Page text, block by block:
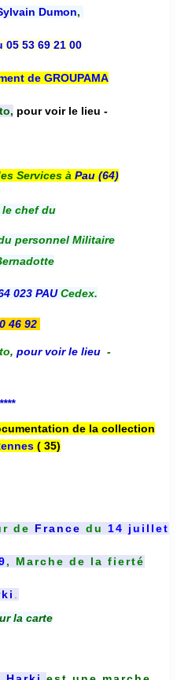
Dumon,
05 53 69 21 00
de GROUPAMA
pour voir le lieu -
Services à Pau (64)
chef du
personnel Militaire
023 PAUCedex.
46 92
, pour voir le lieu -
de la collection
( 35)
de France du 14 juillet
, Marche de la fierté
la carte